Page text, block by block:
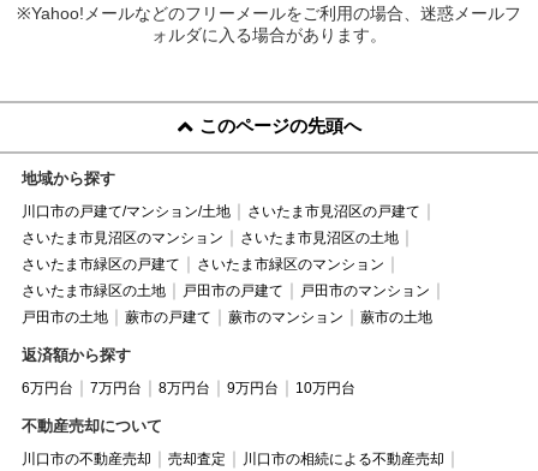
※Yahoo!メールなどのフリーメールをご利用の場合、迷惑メールフ
ォルダに入る場合があります。
このページの先頭へ
地域から探す
川口市の戸建て/マンション/土地
さいたま市見沼区の戸建て
さいたま市見沼区のマンション
さいたま市見沼区の土地
さいたま市緑区の戸建て
さいたま市緑区のマンション
さいたま市緑区の土地
戸田市の戸建て
戸田市のマンション
戸田市の土地
蕨市の戸建て 蕨市のマンション 蕨市の土地
返済額から探す
6万円台 7万円台 8万円台 9万円台 10万円台
不動産売却について
川口市の不動産売却 売却査定
川口市の相続による不動産売却